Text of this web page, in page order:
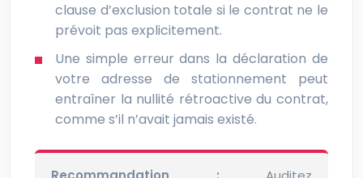
clause d’exclusion totale si le contrat ne le
prévoit pas explicitement.
Une simple erreur dans la déclaration de
votre adresse de stationnement peut
entraîner la nullité rétroactive du contrat,
comme s’il n’avait jamais existé.